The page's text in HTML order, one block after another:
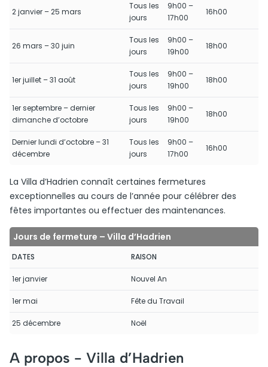
2 janvier – 25 mars
Tous les
jours
9h00 –
17h00
16h00
26 mars – 30 juin
Tous les
jours
9h00 –
19h00
18h00
1er juillet – 31 août
Tous les
jours
9h00 –
19h00
18h00
1er septembre – dernier
dimanche d’octobre
Tous les
jours
9h00 –
19h00
18h00
Dernier lundi d’octobre – 31
décembre
Tous les
jours
9h00 –
17h00
16h00
La Villa d’Hadrien connaît certaines fermetures
exceptionnelles au cours de l’année pour célébrer des
fêtes importantes ou effectuer des maintenances.
Jours de fermeture – Villa d’Hadrien
DATES RAISON
1er janvier Nouvel An
1er mai Fête du Travail
25 décembre Noël
A propos - Villa d’Hadrien